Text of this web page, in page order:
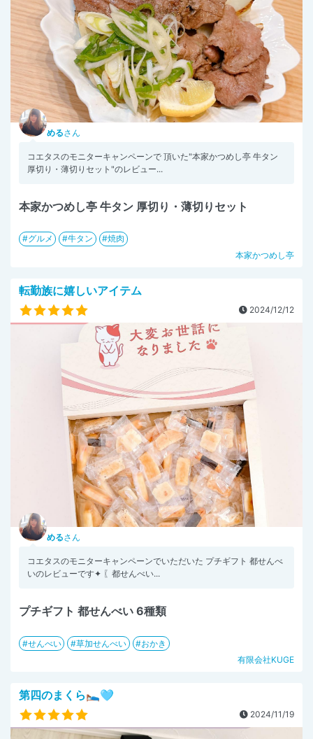
めるさん
コエタスのモニターキャンペーンで 頂いた"本家かつめし亭 牛タン
厚切り・薄切りセット"のレビュー...
本家かつめし亭 牛タン 厚切り・薄切りセット
グルメ 牛タン
焼肉
本家かつめし亭
転勤族に嬉しいアイテム
2024/12/12
めるさん
コエタスのモニターキャンペーンでいただいた プチギフト 都せんべ
いのレビューです✦ 〖都せんべい...
プチギフト 都せんべい 6種類
せんべい 草加せんべい
おかき
有限会社KUGE
第四のまくら🛌🩵
2024/11/19